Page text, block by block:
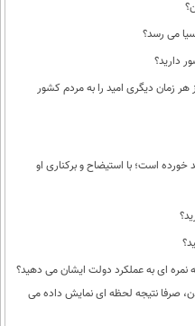
می رسد؟
دارید؟
زمان دیگری امید را به مردم کشور
است؛ با استیضاح و برکناری او
ای به عملکرد دولت ایشان می دهید؟
صرفا نتیجه لحظه ای نمایش داده می